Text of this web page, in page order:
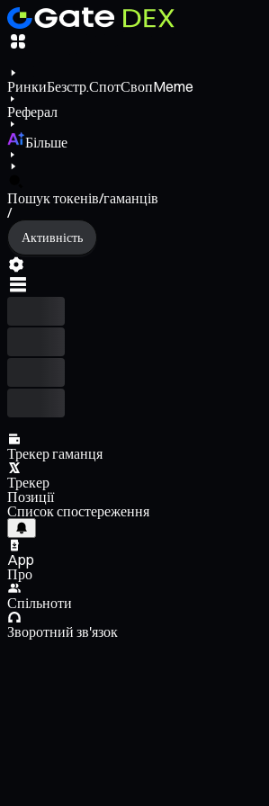
РинкиБезстр.СпотСвопMeme
Реферал
Більше
Пошук токенів/гаманців
/
Активність
Трекер гаманця
Трекер
Позиції
Список спостереження
App
Про
Спільноти
Зворотний зв'язок